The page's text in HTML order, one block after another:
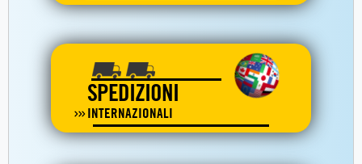
SPEDIZIONI
INTERNAZIONALI